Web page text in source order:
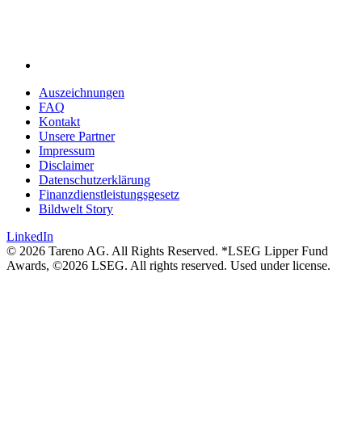
Auszeich­nungen
FAQ
Kontakt
Unsere Partner
Impressum
Disclaimer
Daten­schutz­er­klä­rung
Finanz­dienst­lei­stungs­ge­setz
Bildwelt Story
LinkedIn
© 2026 Tareno AG. All Rights Reserved. *LSEG Lipper Fund
Awards, ©2026 LSEG. All rights reserved. Used under license.